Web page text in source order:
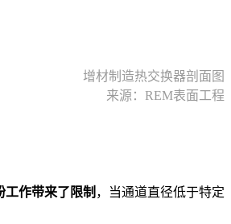
增材制造热交换器剖面图
来源：REM表面工程
作带来了限制 ，当通道直径低于特定